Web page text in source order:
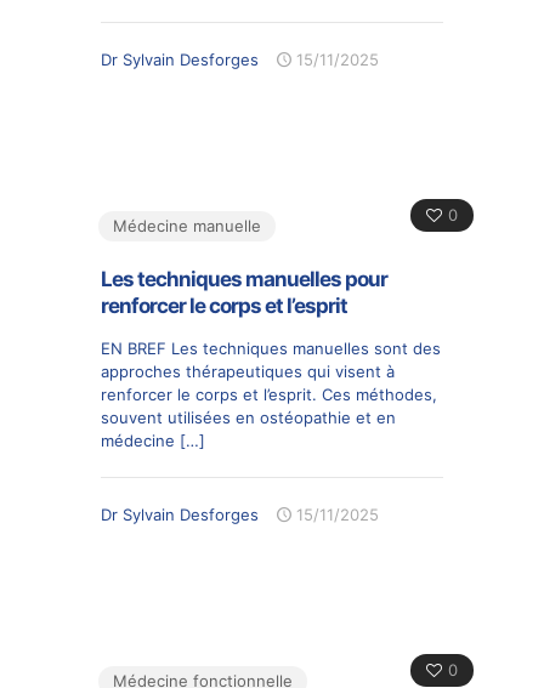
Dr Sylvain Desforges 15/11/2025
0
Médecine manuelle
Les techniques manuelles pour
renforcer le corps et l’esprit
EN BREF Les techniques manuelles sont des
approches thérapeutiques qui visent à
renforcer le corps et l’esprit. Ces méthodes,
souvent utilisées en ostéopathie et en
médecine […]
Dr Sylvain Desforges 15/11/2025
0
Médecine fonctionnelle